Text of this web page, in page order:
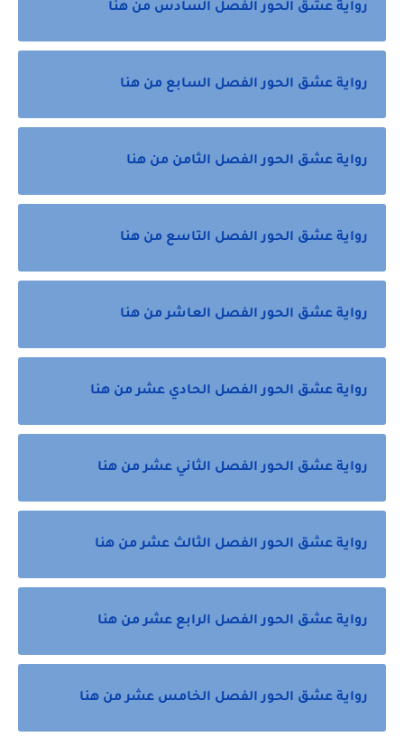
رواية عشق الحور الفصل السادس من هنا
رواية عشق الحور الفصل السابع من هنا
رواية عشق الحور الفصل الثامن من هنا
رواية عشق الحور الفصل التاسع من هنا
رواية عشق الحور الفصل العاشر من هنا
رواية عشق الحور الفصل الحادي عشر من هنا
رواية عشق الحور الفصل الثاني عشر من هنا
رواية عشق الحور الفصل الثالث عشر من هنا
رواية عشق الحور الفصل الرابع عشر من هنا
رواية عشق الحور الفصل الخامس عشر من هنا